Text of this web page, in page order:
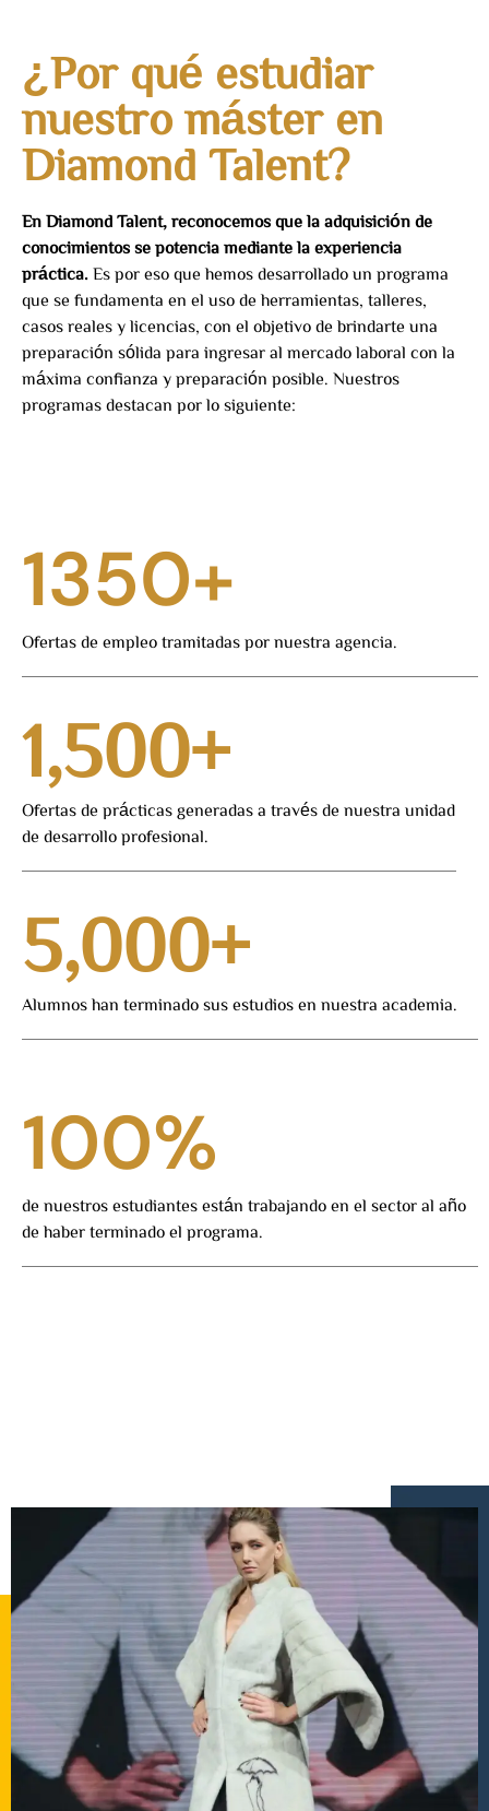
¿Por qué estudiar
nuestro máster en
Diamond Talent?
En Diamond Talent, reconocemos que la adquisición de
conocimientos se potencia mediante la experiencia
práctica. Es por eso que hemos desarrollado un programa
que se fundamenta en el uso de herramientas, talleres,
casos reales y licencias, con el objetivo de brindarte una
preparación sólida para ingresar al mercado laboral con la
máxima confianza y preparación posible. Nuestros
programas destacan por lo siguiente:
1350+
Ofertas de empleo tramitadas por nuestra agencia.
1,500+
Ofertas de prácticas generadas a través de nuestra unidad
de desarrollo profesional.
5,000+
Alumnos han terminado sus estudios en nuestra academia.
100%
de nuestros estudiantes están trabajando en el sector al año
de haber terminado el programa.